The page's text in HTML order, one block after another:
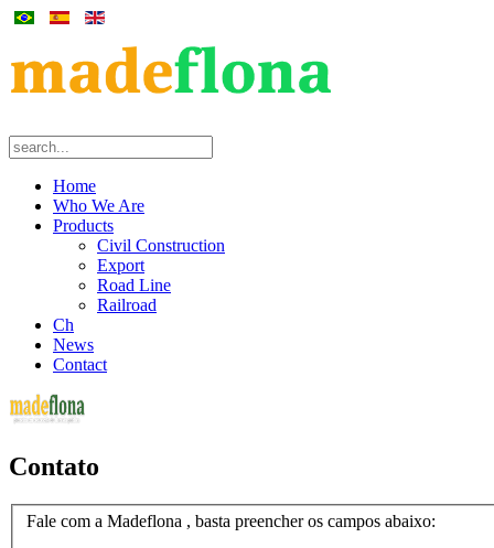
Home
Who We Are
Products
Civil Construction
Export
Road Line
Railroad
Ch
News
Contact
Contato
Fale com a Madeflona , basta preencher os campos abaixo: